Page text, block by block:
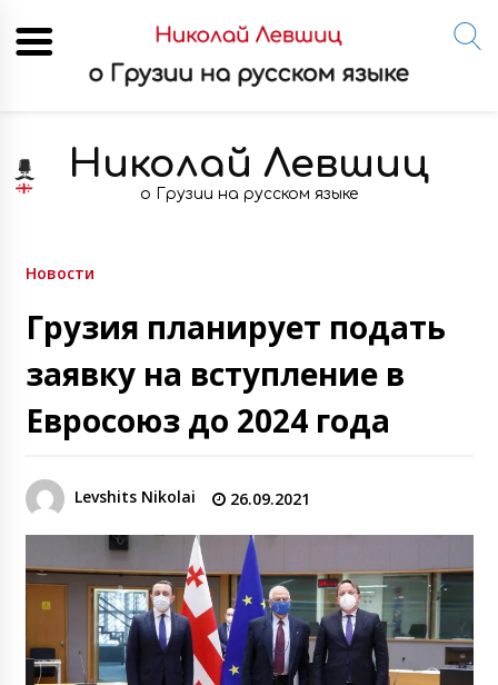
content
Николай Левшиц
о Грузии на русском языке
Новости
Грузия планирует подать
заявку на вступление в
Евросоюз до 2024 года
Levshits Nikolai 26.09.2021